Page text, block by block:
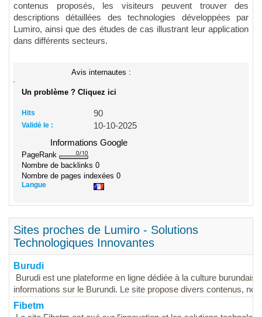
contenus proposés, les visiteurs peuvent trouver des
descriptions détaillées des technologies développées par
Lumiro, ainsi que des études de cas illustrant leur application
dans différents secteurs.
Avis internautes :
Un problème ? Cliquez ici
Hits 90
Validé le :
10-10-2025
Informations Google
PageRank
Nombre de backlinks 0
Nombre de pages indexées 0
Langue
Sites proches de Lumiro - Solutions
Technologiques Innovantes
Burudi
Burudi est une plateforme en ligne dédiée à la culture
informations sur le Burundi. Le site propose divers contenus,
Fibetm